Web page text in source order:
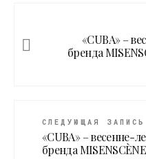
«CUBA» –
бренда
СЛЕДУЮЩАЯ ЗАПИСЬ
«CUBA» – весенне-
бренда